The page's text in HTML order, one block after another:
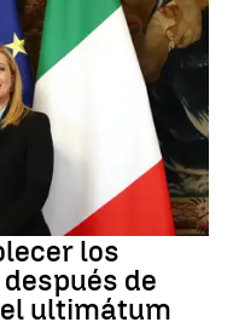
los
de
ultimátum